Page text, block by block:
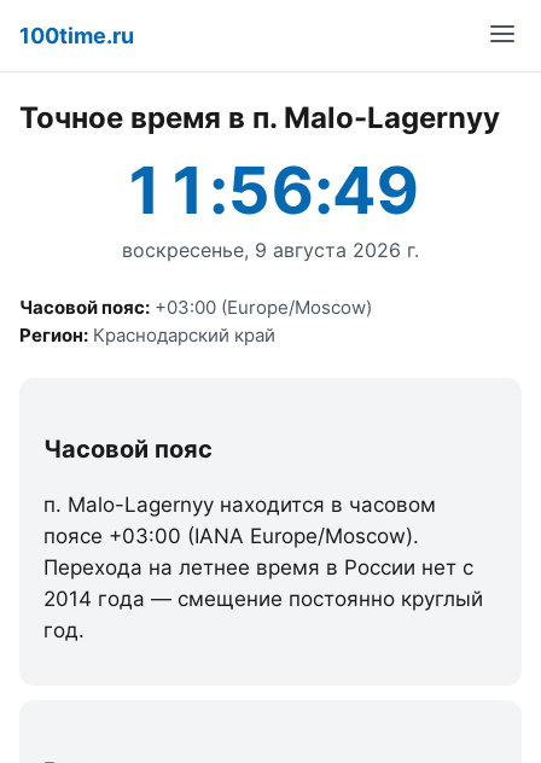
100time.ru
Точное время в п. Malo-Lagernyy
11:56:49
воскресенье, 9 августа 2026 г.
Часовой пояс: +03:00 (Europe/Moscow)
Регион: Краснодарский край
Часовой пояс
п. Malo-Lagernyy находится в часовом
поясе +03:00 (IANA Europe/Moscow).
Перехода на летнее время в России нет с
2014 года — смещение постоянно круглый
год.